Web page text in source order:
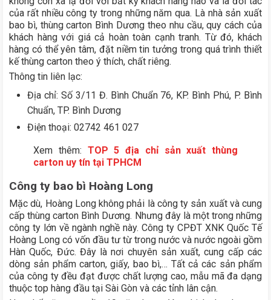
của rất nhiều công ty trong những năm qua. Là nhà sản xuất
bao bì, thùng carton Bình Dương theo nhu cầu, quy cách của
khách hàng với giá cả hoàn toàn cạnh tranh. Từ đó, khách
hàng có thể yên tâm, đặt niềm tin tưởng trong quá trình thiết
kế thùng carton theo ý thích, chất riêng.
Thông tin liên lạc:
Địa chỉ: Số 3/11 Đ. Bình Chuẩn 76, KP. Bình Phú, P. Bình
Chuẩn, TP. Bình Dương
Điện thoại: 02742 461 027
Xem thêm: TOP 5 địa chỉ sản xuất thùng
carton uy tín tại TPHCM
Công ty bao bì Hoàng Long
Mặc dù, Hoàng Long không phải là công ty sản xuất và cung
cấp thùng carton Bình Dương. Nhưng đây là một trong những
công ty lớn về ngành nghề này. Công ty CPĐT XNK Quốc Tế
Hoàng Long có vốn đầu tư từ trong nước và nước ngoài gồm
Hàn Quốc, Đức. Đây là nơi chuyên sản xuất, cung cấp các
dòng sản phẩm carton, giấy, bao bì,… Tất cả các sản phẩm
của công ty đều đạt được chất lượng cao, mẫu mã đa dạng
thuộc top hàng đầu tại Sài Gòn và các tỉnh lân cận.